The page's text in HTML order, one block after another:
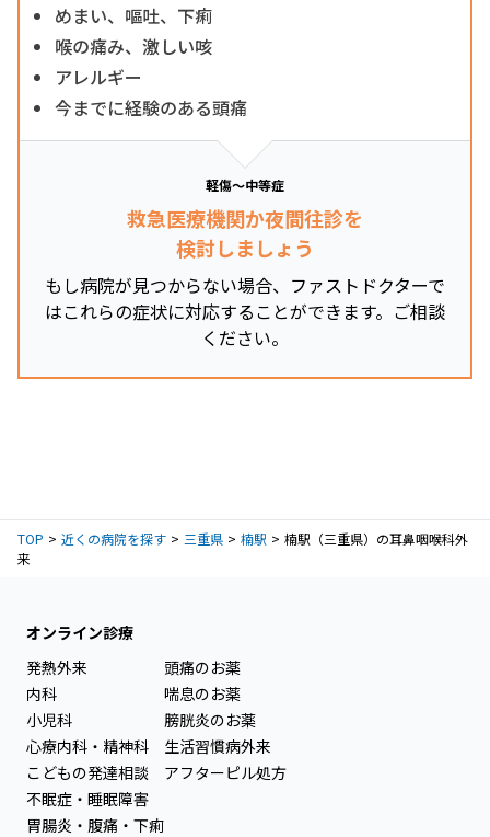
めまい、嘔吐、下痢
喉の痛み、激しい咳
アレルギー
今までに経験のある頭痛
軽傷～中等症
救急医療機関か夜間往診を
検討しましょう
もし病院が見つからない場合、ファストドクターで
はこれらの症状に対応することができます。ご相談
ください。
TOP 近くの病院を探す 三重県 楠駅
楠駅（三重県）の耳鼻咽喉科外
来
オンライン診療
発熱外来
内科
小児科
心療内科・精神科
こどもの発達相談
不眠症・睡眠障害
胃腸炎・腹痛・下痢
頭痛のお薬
喘息のお薬
膀胱炎のお薬
生活習慣病外来
アフターピル処方